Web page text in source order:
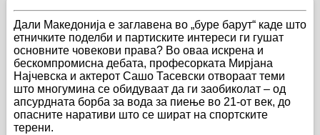
Дали Македонија е заглавена во „буре барут“ каде што
етничките поделби и партиските интереси ги гушат
основните човекови права? Во оваа искрена и
бескомпромисна дебата, професорката Мирјана
Најчевска и актерот Сашо Тасевски отвораат теми
што многумина се обидуваат да ги заобиколат – од
апсурдната борба за вода за пиење во 21-от век, до
опасните наративи што се шират на спортските
терени.